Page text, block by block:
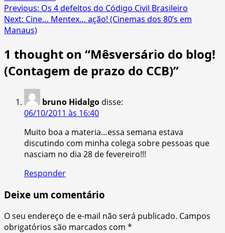
Post
navigation
Previous: Os 4 defeitos do Código Civil Brasileiro
Next: Cine… Mentex… ação! (Cinemas dos 80’s em
Manaus)
1 thought on “Mêsversário do blog!
(Contagem de prazo do CCB)”
bruno Hidalgo disse:
06/10/2011 às 16:40
Muito boa a materia…essa semana estava
discutindo com minha colega sobre pessoas que
nasciam no dia 28 de fevereiro!!!
Responder
Deixe um comentário
O seu endereço de e-mail não será publicado. Campos
obrigatórios são marcados com *